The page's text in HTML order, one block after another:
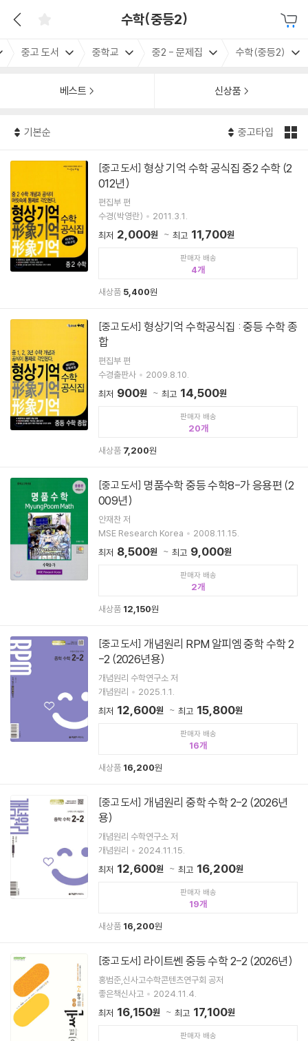
수학(중등2)
중고 도서 중학교 중2 - 문제집 수학(중등2)
베스트 신상품
기본순 중고타입
[중고 도서] 형상 기억 수학 공식집 중2 수학 (2
012년)
편집부 편
수경(박영란)
2011.3.1.
최저 2,000원 최고 11,700원
판매자 배송
4
새상품 5,400원
[중고 도서] 형상기억 수학공식집 : 중등 수학 종
합
편집부 편
수경출판사
2009.8.10.
최저 900원 최고 14,500원
판매자 배송
20
새상품 7,200원
[중고 도서]
009년)
안재찬 저
MSE Research Korea
2008.11.15.
최저 8,500원 최고 9,000원
판매자 배송
2
새상품 12,150원
[중고 도서]
-2 (2026년용)
개념원리 수학연구소 저
개념원리
2025.1.1.
최저 12,600원 최고 15,800원
판매자 배송
16
새상품 16,200원
[중고 도서]
용)
개념원리 수학연구소 저
개념원리
2024.11.15.
최저 12,600원 최고 16,200원
판매자 배송
19
새상품 16,200원
[중고 도서] 라이트쎈 중등 수학 2-2 (2026년)
홍범준,신사고수학콘텐츠연구회 공저
좋은책신사고
2024.11.4.
최저 16,150원 최고 17,100원
판매자 배송